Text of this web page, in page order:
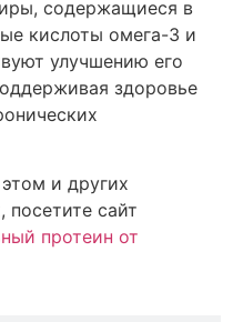
содержащиеся в
кислоты омега-3 и
улучшению его
здоровье
и других
посетите сайт
протеин от